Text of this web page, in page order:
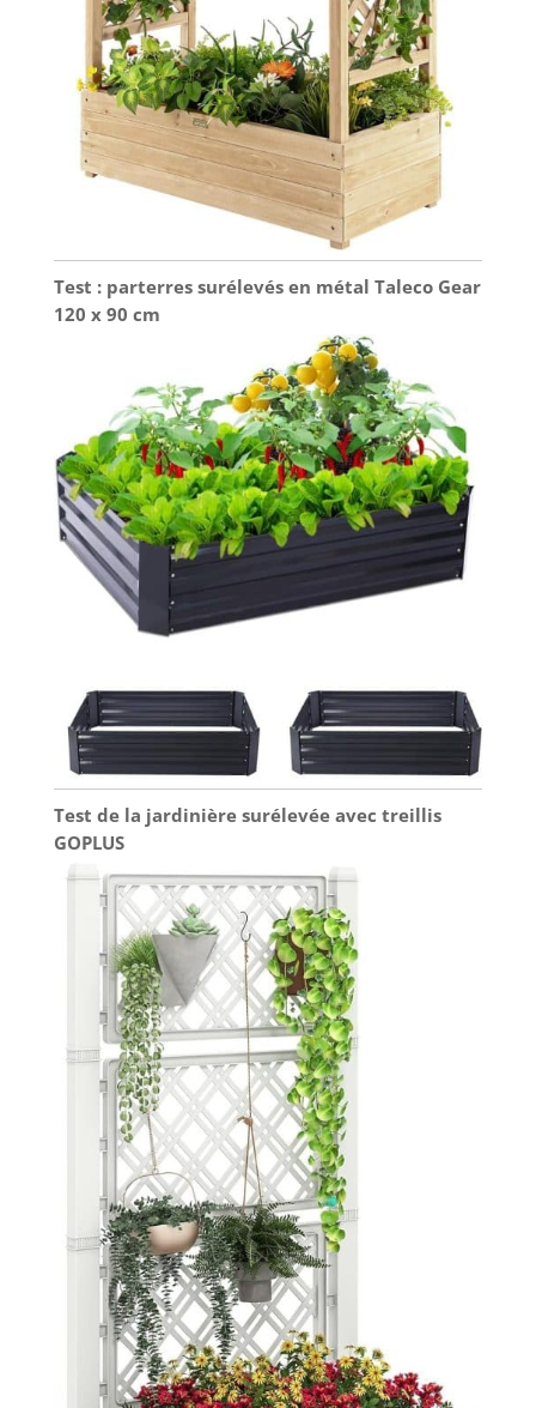
Test : parterres surélevés en métal Taleco Gear
120 x 90 cm
Test de la jardinière surélevée avec treillis
GOPLUS